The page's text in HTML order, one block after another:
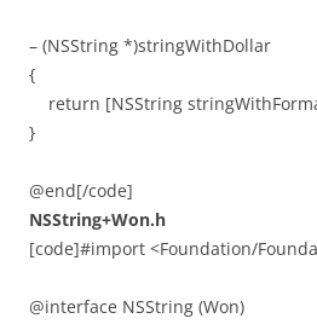
– (NSString *)stringWithDollar
{
return [NSString
}
@end[/code]
NSString+Won.h
[code]#import <Foundation/
@interface NSString (Won)